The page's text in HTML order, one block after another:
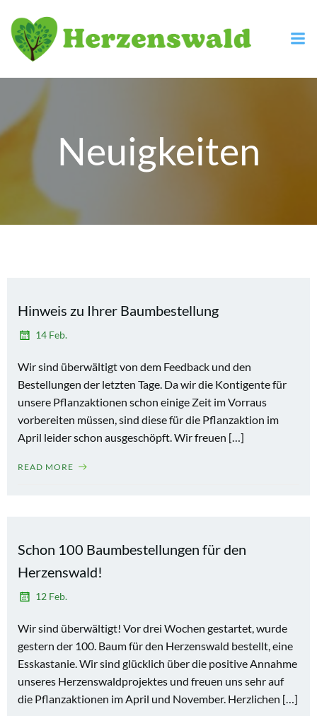
springen
Neuigkeiten
Hinweis zu Ihrer Baumbestellung
14 Feb.
Wir sind überwältigt von dem Feedback und den
Bestellungen der letzten Tage. Da wir die Kontigente für
unsere Pflanzaktionen schon einige Zeit im Vorraus
vorbereiten müssen, sind diese für die Pflanzaktion im
April leider schon ausgeschöpft. Wir freuen […]
READ MORE
Schon 100 Baumbestellungen für den
Herzenswald!
12 Feb.
Wir sind überwältigt! Vor drei Wochen gestartet, wurde
gestern der 100. Baum für den Herzenswald bestellt, eine
Esskastanie. Wir sind glücklich über die positive Annahme
unseres Herzenswaldprojektes und freuen uns sehr auf
die Pflanzaktionen im April und November. Herzlichen […]